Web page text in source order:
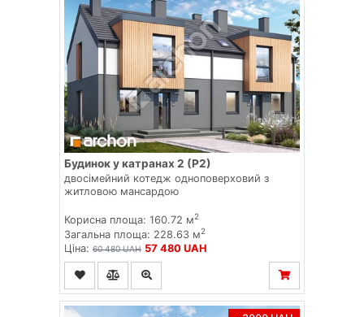
Будинок у катранах 2 (Р2)
двосімейний котедж одноповерховий з
житловою мансардою
Корисна площа: 160.72 м2
Загальна площа: 228.63 м2
Ціна: 60 480 UAH 57 480 UAH